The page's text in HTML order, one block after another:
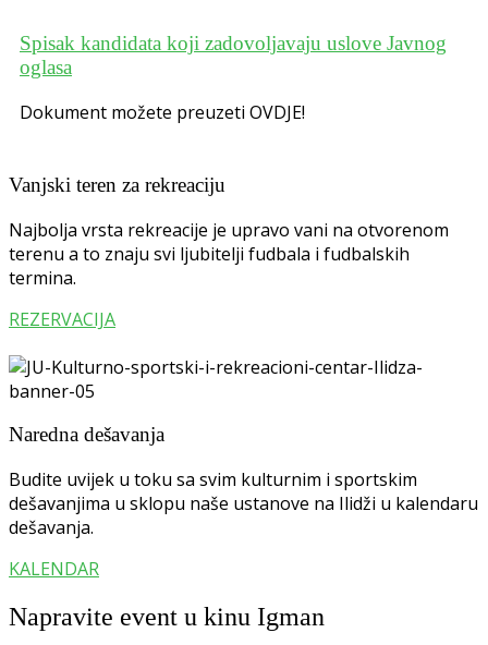
Spisak kandidata koji zadovoljavaju uslove Javnog
oglasa
Dokument možete preuzeti OVDJE!
Vanjski teren za rekreaciju
Najbolja vrsta rekreacije je upravo vani na otvorenom
terenu a to znaju svi ljubitelji fudbala i fudbalskih
termina.
REZERVACIJA
Naredna dešavanja
Budite uvijek u toku sa svim kulturnim i sportskim
dešavanjima u sklopu naše ustanove na Ilidži u kalendaru
dešavanja.
KALENDAR
Napravite event u kinu Igman